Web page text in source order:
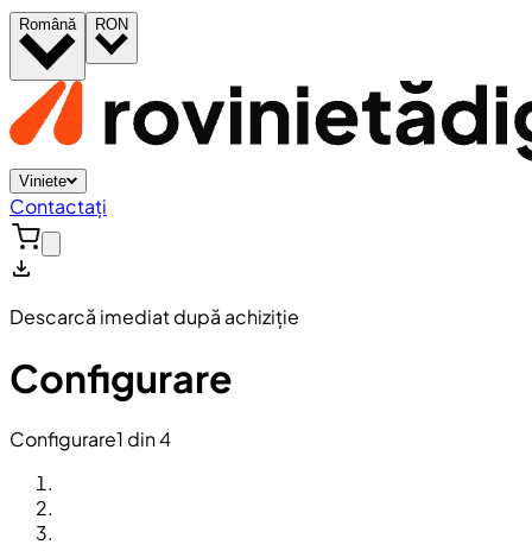
Română RON
Viniete
Contactați
Descarcă imediat după achiziție
Configurare
Configurare1 din 4